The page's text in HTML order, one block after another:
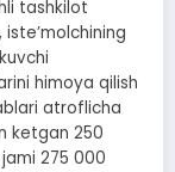
tashkilot
himoya qilish
atroflicha
ketgan 250
275 000